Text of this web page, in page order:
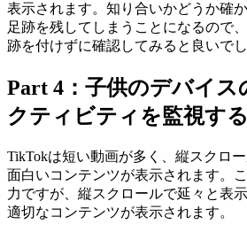
表示されます。知り合いかどうか確
足跡を残してしまうことになるので
跡を付けずに確認してみると良いでし
Part 4：子供のデバイス
クティビティを監視す
TikTokは短い動画が多く、縦スクロ
面白いコンテンツが表示されます。
力ですが、縦スクロールで延々と表
適切なコンテンツが表示されます。